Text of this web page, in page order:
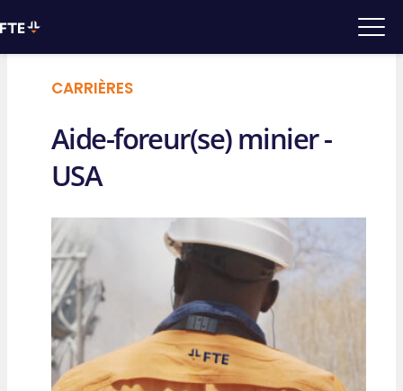
CARRIÈRES
Aide-foreur(se) minier -
USA